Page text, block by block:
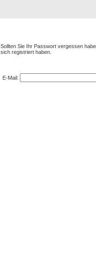
Sollten Sie Ihr Passwort vergessen
sich registriert haben.
E-Mail: